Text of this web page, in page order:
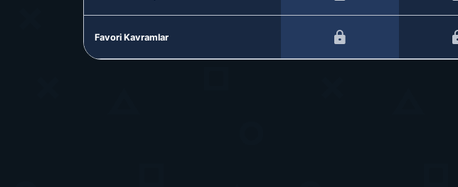
Favori Kavramlar